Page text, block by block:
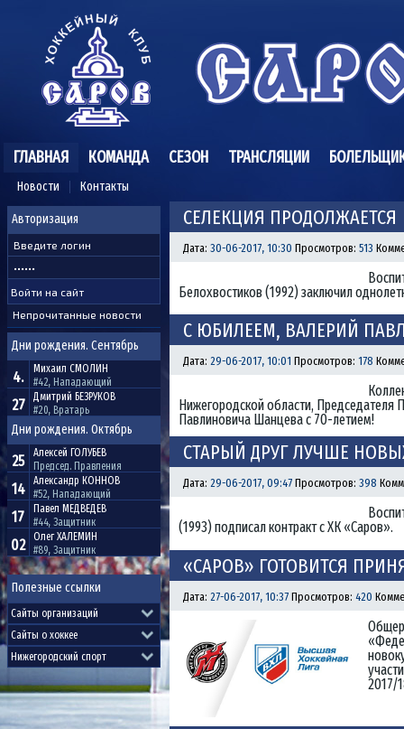
ГЛАВНАЯ
Новости Контакты
КОМАНДА СЕЗОН ТРАНСЛЯЦИИ
Авторизация
Непрочитанные новости
Дни рождения. Сентябрь
4. Михаил СМОЛИН
#42, Нападающий
27 Дмитрий БЕЗРУКОВ
#20, Вратарь
Дни рождения. Октябрь
25 Алексей ГОЛУБЕВ
Председ. Правления
14 Александр КОННОВ
#52, Нападающий
17 Павел МЕДВЕДЕВ
#44, Защитник
02 ОлегХАЛЕМИН
#89, Защитник
Полезные ссылки
СЕЛЕКЦИЯ ПРОДОЛЖАЕТСЯ
Дата: 30-06-2017, 10:30 Просмотров: 513
Белохвостиков (1992) заключил
С ЮБИЛЕЕМ, ВАЛЕРИЙ
Дата: 29-06-2017, 10:01 Просмотров: 178
Нижегородской области,
Павлиновича Шанцева с 70-летием!
СТАРЫЙ ДРУГ ЛУЧШЕ
Дата: 29-06-2017, 09:47 Просмотров: 398
(1993) подписал контракт с ХК «Саров».
«САРОВ» ГОТОВИТСЯ
Дата: 27-06-2017, 10:37 Просмотров: 420
2017/